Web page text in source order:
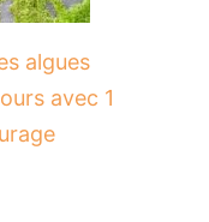
algues
avec 1